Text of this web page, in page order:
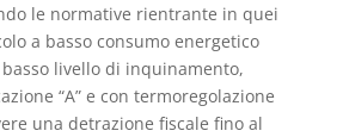
le normative rientrante in quei
a basso consumo energetico
livello di inquinamento,
“A” e con termoregolazione
una detrazione fiscale fino al